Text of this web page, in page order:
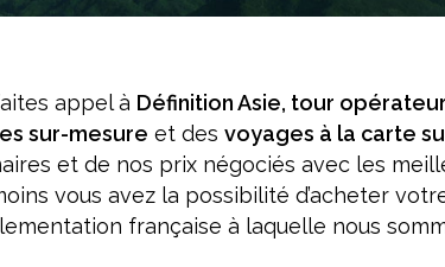
appel à Définition Asie, tour
sur-mesure et des voyages à la carte
et de nos prix négociés avec les
vous avez la possibilité d’acheter
française à laquelle nous